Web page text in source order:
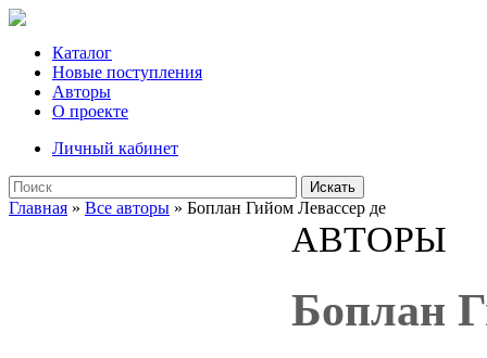
Каталог
Новые поступления
Авторы
О проекте
Личный кабинет
Искать
Главная » Все авторы » Боплан Гийом Левассер де
АВТОРЫ
Боплан